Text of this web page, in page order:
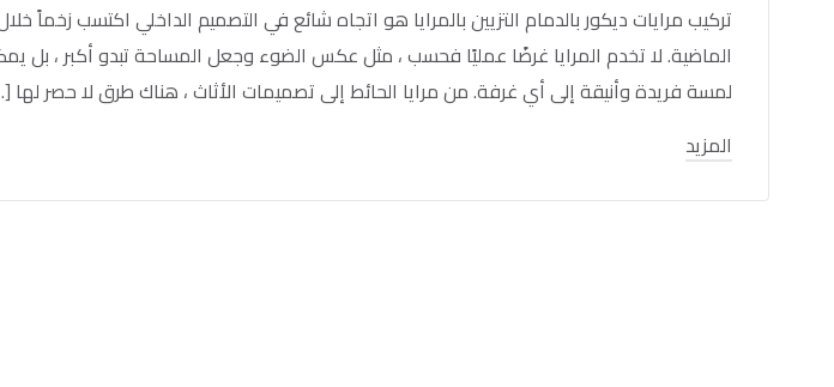
تركيب مرايات ديكور بالدمام التزيين بالمرايا هو اتجاه شائع في التصميم الداخلي اكتسب زخماً
الماضية. لا تخدم المرايا غرضًا عمليًا فحسب ، مثل عكس الضوء وجعل المساحة تبدو أكبر ، بل
لمسة فريدة وأنيقة إلى أي غرفة. من مرايا الحائط إلى تصميمات الأثاث ، هناك طرق لا حصر لها
المزيد